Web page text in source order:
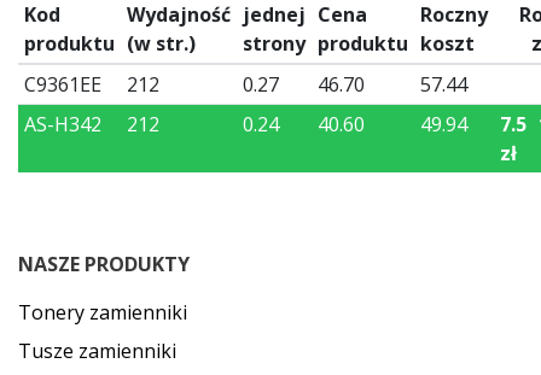
Kod
produktu
Wydajność
(w str.)
jednej
strony
Cena
produktu
Roczny
koszt
C9361EE
212 0.27 46.70
57.44
AS-H342
212 0.24 40.60 49.94
7.5
zł
NASZE PRODUKTY
Tonery zamienniki
Tusze zamienniki